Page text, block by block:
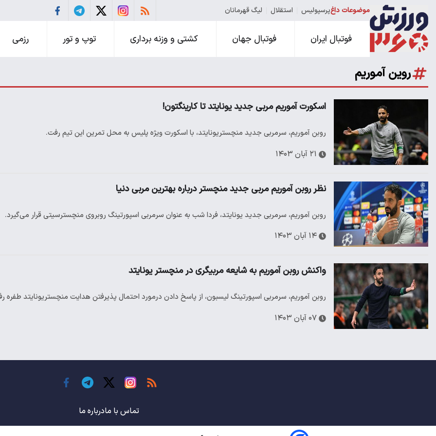
موضوعات داغپرسپولیس استقلال لیگ قهرمانان
فوتبال ایران فوتبال جهان کشتی و وزنه برداری توپ و تور رزمی
روین آموریم
اسکورت آموریم مربی جدید یونایتد تا کارینگتون!
روبن آموریم، سرمربی جدید منچستریونایتد، با اسکورت ویژه پلیس به محل تمرین این تیم رفت.
۲۱ آبان ۱۴۰۳
نظر روبن آموریم مربی جدید منچستر درباره بهترین مربی دنیا
روبن آموریم، سرمربی جدید یونایتد، فردا شب به عنوان سرمربی ‌اسپورتینگ روبروی منچسترسیتی قرار می‌گیرد. ‌
۱۴ آبان ۱۴۰۳
واکنش روبن آموریم به شایعه مربیگری در منچستر یونایتد
روبن آموریم، سرمربی اسپورتینگ لیسبون، از پاسخ دادن درمورد احتمال پذیرفتن هدایت منچستریونایتد طفره
۰۷ آبان ۱۴۰۳
تماس با مادرباره ما